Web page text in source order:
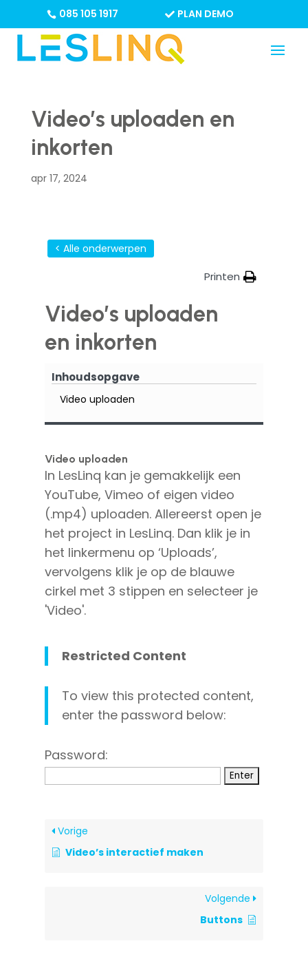
085 105 1917 PLAN DEMO
Video’s uploaden en
inkorten
apr 17, 2024
< Alle onderwerpen
Printen
Video’s uploaden
en inkorten
Inhoudsopgave
Video uploaden
Video uploaden
In LesLinq kan je gemakkelijk een
YouTube, Vimeo of eigen video
(.mp4) uploaden. Allereerst open je
het project in LesLinq. Dan klik je in
het linkermenu op ‘Uploads’,
vervolgens klik je op de blauwe
cirkel met 3 stippen en selecteer je
'Video'.
Restricted Content
To view this protected content,
enter the password below:
Password:
Vorige
Video’s interactief maken
Volgende
Buttons